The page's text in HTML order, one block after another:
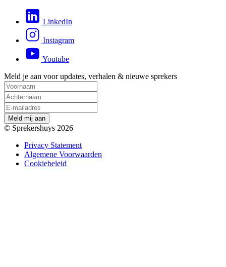
LinkedIn
Instagram
Youtube
Meld je aan voor updates, verhalen & nieuwe sprekers
Me d mij aan
© Sprekershuys 2026
Privacy Statement
Algemene Voorwaarden
Cookiebeleid